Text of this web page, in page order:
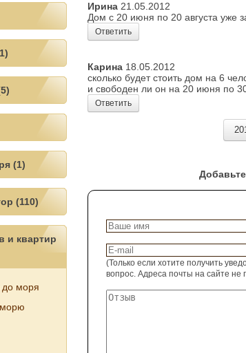
Ирина 21.05.2012
Дом с 20 июня по 20 августа уже
Ответить
Карина 18.05.2012
сколько будет стоить дом на 6
и свободен ли он на 20 июня по
Ответить
(Только если хотите получить
вопрос. Адреса почты на сайте не
(1)
(110)
и квартир
до моря